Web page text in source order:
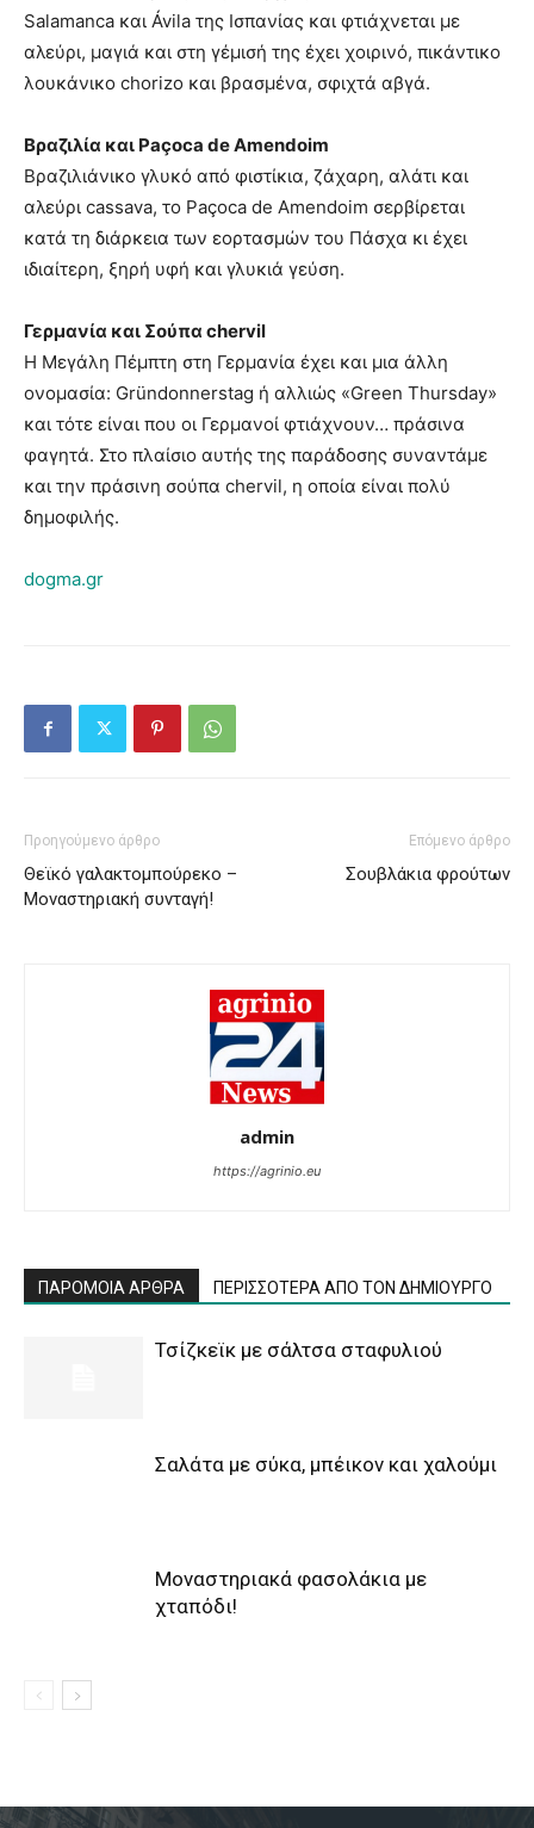
Salamanca και Ávila της Ισπανίας και φτιάχνεται με
αλεύρι, μαγιά και στη γέμισή της έχει χοιρινό, πικάντικο
λουκάνικο chorizo και βρασμένα, σφιχτά αβγά.
Βραζιλία και Paçoca de Amendoim
Βραζιλιάνικο γλυκό από φιστίκια, ζάχαρη, αλάτι και
αλεύρι cassava, το Paçoca de Amendoim σερβίρεται
κατά τη διάρκεια των εορτασμών του Πάσχα κι έχει
ιδιαίτερη, ξηρή υφή και γλυκιά γεύση.
Γερμανία και Σούπα chervil
Η Μεγάλη Πέμπτη στη Γερμανία έχει και μια άλλη
ονομασία: Gründonnerstag ή αλλιώς «Green Thursday»
και τότε είναι που οι Γερμανοί φτιάχνουν… πράσινα
φαγητά. Στο πλαίσιο αυτής της παράδοσης συναντάμε
και την πράσινη σούπα chervil, η οποία είναι πολύ
δημοφιλής.
dogma.gr
Προηγούμενο άρθρο
Θεϊκό γαλακτομπούρεκο –
Μοναστηριακή συνταγή!
Επόμενο άρθρο
Σουβλάκια φρούτων
admin
https://agrinio.eu
ΠΑΡΟΜΟΙΑ ΑΡΘΡΑ ΠΕΡΙΣΣΟΤΕΡΑ ΑΠΟ ΤΟΝ ΔΗΜΙΟΥΡΓΟ
Τσίζκεϊκ με σάλτσα σταφυλιού
Σαλάτα με σύκα, μπέικον και χαλούμι
Μοναστηριακά φασολάκια με
χταπόδι!